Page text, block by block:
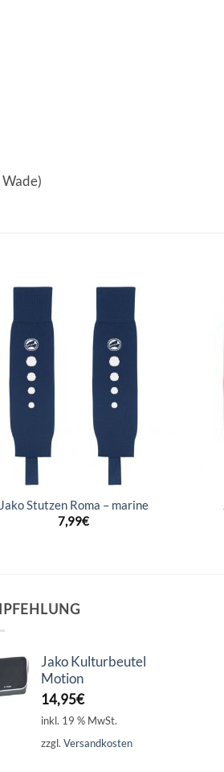
Jako Stutzen Roma – marine
7,99€
Jako Kulturbeutel
Motion
14,95€
inkl. 19 % MwSt.
zzgl. Versandkosten